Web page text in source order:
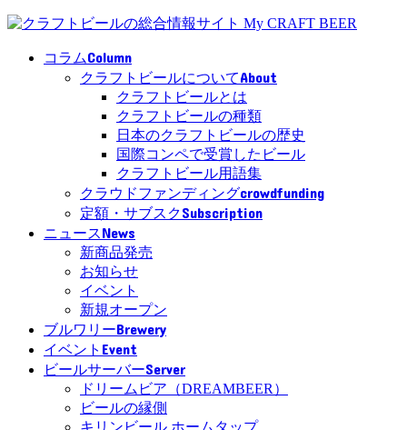
コラムColumn
クラフトビールについてAbout
クラフトビールとは
クラフトビールの種類
日本のクラフトビールの歴史
国際コンペで受賞したビール
クラフトビール用語集
クラウドファンディングcrowdfunding
定額・サブスクSubscription
ニュースNews
新商品発売
お知らせ
イベント
新規オープン
ブルワリーBrewery
イベント Event
ビールサーバーServer
ドリームビア（DREAMBEER）
ビールの縁側
キリンビール ホームタップ